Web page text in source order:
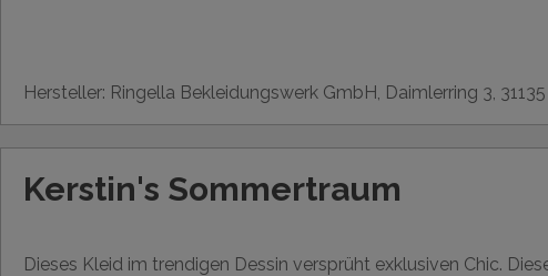
Hersteller: Ringella Bekleidungswerk GmbH, Daimlerring 3,
Kerstin's Sommertraum
Dieses Kleid im trendigen Dessin versprüht exklusiven Chic.